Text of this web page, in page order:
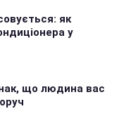
як
у
що людина вас